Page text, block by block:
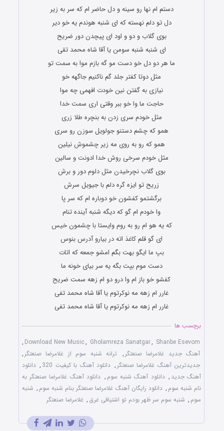
دستم ام نها رو سینه و دل حاضر ام که سر به زیر
دل تو دلم نهسته که ای شنبه هوندم یه خو دیر
بوی گلاب و دو و اود ای پیچدن دور ضریح
ای شنبه شنبه سومن یا آقا شاه محمد تقی
ما هر دو دل خو دست مو گه بازم موا به سمت تو
مثل دوتا کفتر جلد گم ناکنیم جاگهه خو
نیازی به گفتن نین خودت افهمی چه موا
حاجت ما وا خو ببر وقتی اری سمت خدا
مثل خودم سری زدن به بنچره طلا زری
همو که چشم دستنو جولویل سوزن رو سری
همو که رو به روی مه زیر چشموش نیلین
مثل خودم سرخی روش خدا ادونت و سالین
بوی گلاب نچرخیدن مثل دلوم دور و برش
زریح تو ایزه گره دلم با جیویل سرش
برگشتمو کفشون خو دوباره ام که سر پا
وا خودم ام گو که دیگه شنبه آینده تنام
که یه هو ام رو به روم وایستا با چشمون خیس
ای گو قلم کاغذ اته در بیارو آدرس بنوس
بپ ما ایگو بهت بگم امشو جمعه که اتات
دست موم بپت بگه یه سر بیای خونه ما
کفشو خو باز ام وا درو دو ام زهه سمت ضریح
غارر ام زهه مه نوکرتوم یا آقا شاه محمد تفی
غارر ام زهه مه نوکرتوم یا آقا شاه محمد تفی
برچسب ها
Download New Music, Gholamreza Sanatgar, Shanbe Esevom
,
آهنگ جدید غلامرضا صنعتگر , ترانه شنبه سوم از غلامرضا صنعتگر ,
جدیدترین آهنگ غلامرضا صنعتگر , دانلود آهنگ با کیفیت 320 , دانلود
آهنگ جدید , دانلود آهنگ شنبه سوم , دانلود آهنگ غلامرضا صنعتگر به
نام شنبه سوم , دانلود رایگان آهنگ غلامرضا صنعتگر بنام شنبه سوم , شنبه
سوم , شنبه سوم سر ظهر بودم تو اشتیاقی غرق , غلامرضا صنعتگر